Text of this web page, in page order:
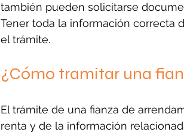
también pueden solicitarse
Tener toda la información correcta
el trámite.
¿Cómo tramitar una
El trámite de una fianza de
renta y de la información